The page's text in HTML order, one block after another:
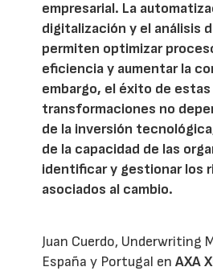
empresarial. La
digitalización y el análisis
permiten optimizar
eficiencia y aumentar la
embargo, el éxito de estas
transformaciones no
de la inversión
de la capacidad de las
identificar y gestionar los
asociados al cambio.
Juan Cuerdo, Underwriting
España y Portugal enAXA